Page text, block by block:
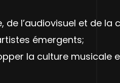
de l’audiovisuel et de la
émergents;
la culture musicale